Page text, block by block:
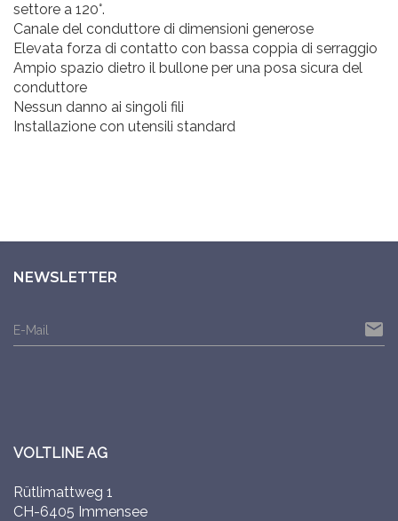
settore a 120°.
Canale del conduttore di dimensioni generose
Elevata forza di contatto con bassa coppia di serraggio
Ampio spazio dietro il bullone per una posa sicura del
conduttore
Nessun danno ai singoli fili
Installazione con utensili standard
NEWSLETTER
E-Mail email
VOLTLINE AG
Rütlimattweg 1
CH-6405 Immensee